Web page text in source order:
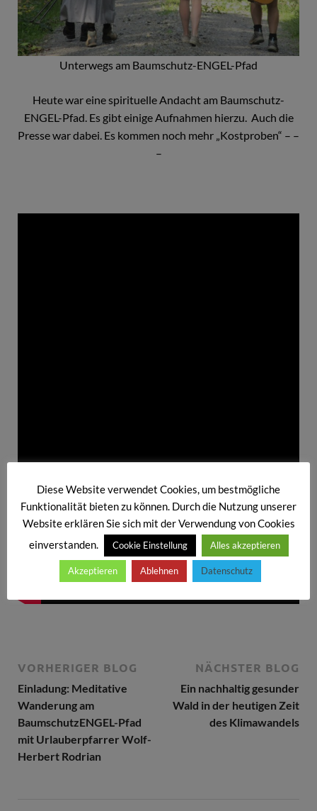
Unterwegs am Baumschutz-ENGEL-Pfad
Heute war eine spirituelle Andacht am Baumschutz-
ENGEL-Pfad. Es gibt einige Aufnahmen hierzu. Auch die
Presse war dabei. Es kommen noch mehr „Kostproben“ – –
–
VORHERIGER BLOG
Einladung: Meditative
Wanderung am
BaumschutzENGEL-Pfad
mit Urlauberpfarrer Wolf-
Herbert Rodrian
NÄCHSTER BLOG
Ein nachhaltig gesunder
Wald in der heutigen Zeit
des Klimawandels
Diese Website verwendet Cookies, um bestmögliche
Funktionalität bieten zu können. Durch die Nutzung unserer
Website erklären Sie sich mit der Verwendung von Cookies
einverstanden.
Cookie Einstellung Alles akzeptieren
Akzeptieren Ablehnen Datenschutz